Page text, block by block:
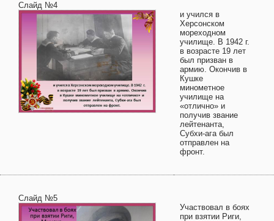
Слайд №4
и учился в
Херсонском
мореходном
училище. В 1942 г.
в возрасте 19 лет
был призван в
армию. Окончив в
Кушке
минометное
училище на
«отлично» и
получив звание
лейтенанта,
Субхи-ага был
отправлен на
фронт.
Слайд №5
Участвовал в боях
при взятии Риги,